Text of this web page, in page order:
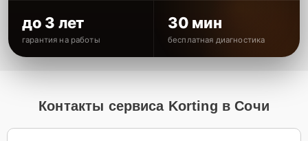
до 3 лет
гарантия на работы
30 мин
бесплатная диагностика
Контакты сервиса Korting в Сочи